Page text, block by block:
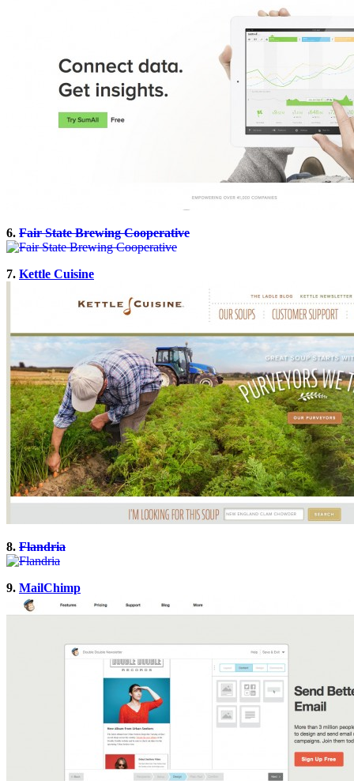
6. Fair State Brewing Cooperative
7. Kettle Cuisine
8. Flandria
9. MailChimp